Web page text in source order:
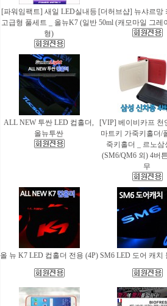
[파워임팩트] 새일 LED실내등
고급형 풀세트 _ 올뉴K7 (일반
형)
[더허브샵] 뉴샤르망
50ml (캐모마일 그레
ALL NEW 투싼 LED 컵홀더,
올뉴투싼
[VIP] 베이비카프 천
마트키 가죽키홀더/
죽키홀더 _ 르노삼
(SM6/QM6 외) 4버
무
올 뉴 K7 LED 컵홀더 전용 (4P) SM6 LED 도어 캐치